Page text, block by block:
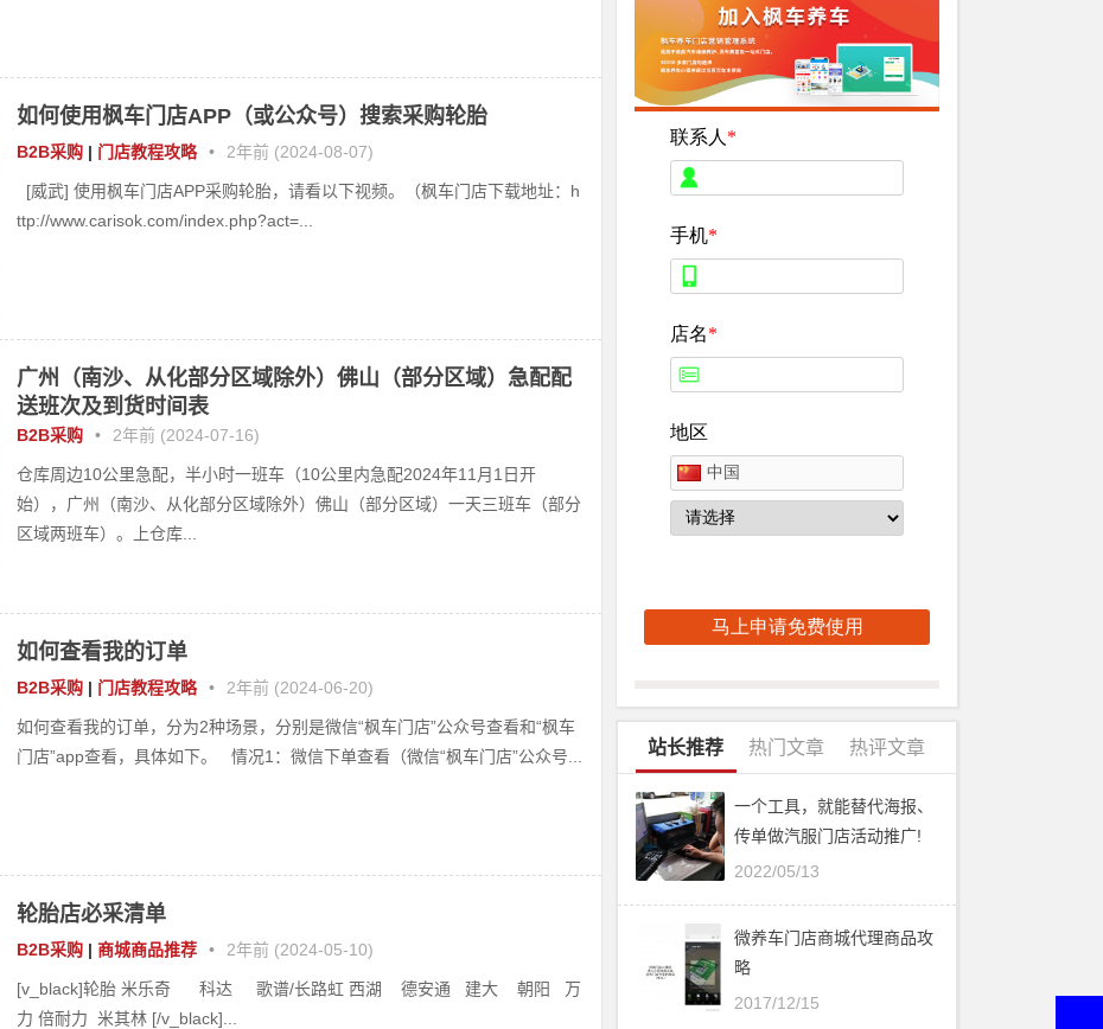
如何使用枫车门店APP（或公众号）搜索采购轮胎
B2B采购 | 门店教程攻略 • 2年前 (2024-08-07)
[威武] 使用枫车门店APP采购轮胎，请看以下视频。（枫车门店下载地址：h
ttp://www.carisok.com/index.php?act=...
广州（南沙、从化部分区域除外）佛山（部分区域）急配配
送班次及到货时间表
B2B采购 • 2年前 (2024-07-16)
仓库周边10公里急配，半小时一班车（10公里内急配2024年11月1日开
始），广州（南沙、从化部分区域除外）佛山（部分区域）一天三班车（部分
区域两班车）。上仓库...
如何查看我的订单
B2B采购 | 门店教程攻略 • 2年前 (2024-06-20)
如何查看我的订单，分为2种场景，分别是微信“枫车门店”公众号查看和“枫车
门店”app查看，具体如下。 情况1：微信下单查看（微信“枫车门店”公众号...
轮胎店必采清单
B2B采购 | 商城商品推荐 • 2年前 (2024-05-10)
[v_black]轮胎 米乐奇 科达 歌谱/长路虹 西湖 德安通 建大 朝阳 万
力 倍耐力 米其林 [/v_black]...
站长推荐 热门文章 热评文章
一个工具，就能替代海报、
传单做汽服门店活动推广!
2022/05/13
微养车门店商城代理商品攻
略
2017/12/15